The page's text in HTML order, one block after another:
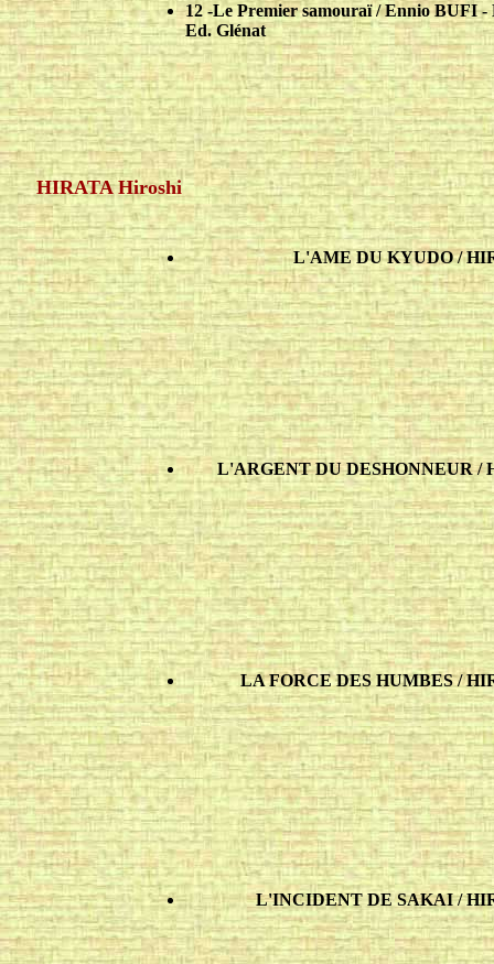
12 -Le Premier samouraï / Ennio
Ed. Glénat
HIRATA Hiroshi
L'AME DU KYUDO /
L'ARGENT DU DESHONNEUR /
LA FORCE DES HUMBES /
L'INCIDENT DE SAKAI /